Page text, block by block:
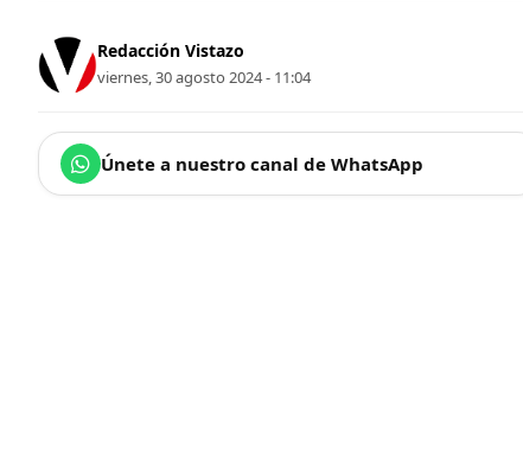
Redacción Vistazo
viernes, 30 agosto 2024 - 11:04
Únete a nuestro canal de WhatsApp